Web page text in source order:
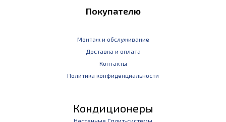
Покупателю
Монтаж и обслуживание
Доставка и оплата
Контакты
Политика конфиденциальности
Кондиционеры